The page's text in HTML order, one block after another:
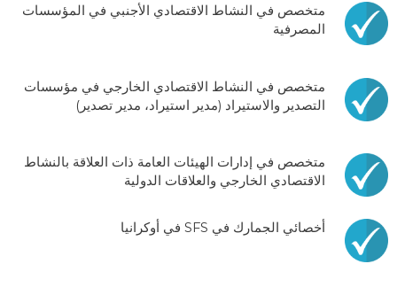
متخصص في النشاط الاقتصادي الأجنبي في المؤسسات
المصرفية
متخصص في النشاط الاقتصادي الخارجي في مؤسسات
التصدير والاستيراد (مدير استيراد، مدير تصدير)
متخصص في إدارات الهيئات العامة ذات العلاقة بالنشاط
الاقتصادي الخارجي والعلاقات الدولية
أخصائي الجمارك في SFS في أوكرانيا